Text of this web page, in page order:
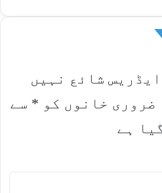
شائع نہیں
ضروری خانوں کو * سے
ہے